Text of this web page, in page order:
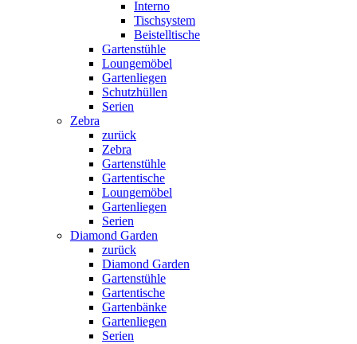
Interno
Tischsystem
Beistelltische
Gartenstühle
Loungemöbel
Gartenliegen
Schutzhüllen
Serien
Zebra
zurück
Zebra
Gartenstühle
Gartentische
Loungemöbel
Gartenliegen
Serien
Diamond Garden
zurück
Diamond Garden
Gartenstühle
Gartentische
Gartenbänke
Gartenliegen
Serien